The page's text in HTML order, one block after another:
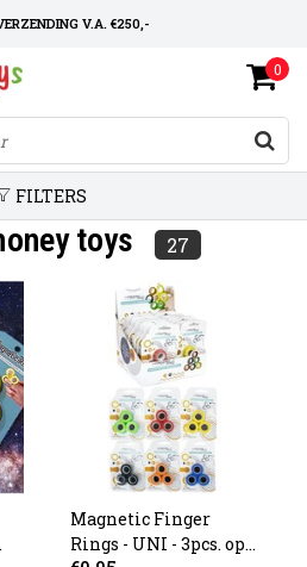
V.A. €250,-
LEVERTIJD
OP MAAT
0
FILTERS
toys 27
Magnetic Finger
Rings - UNI - 3pcs. op